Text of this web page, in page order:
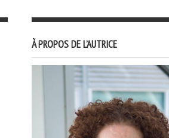
À PROPOS DE L’AUTRICE